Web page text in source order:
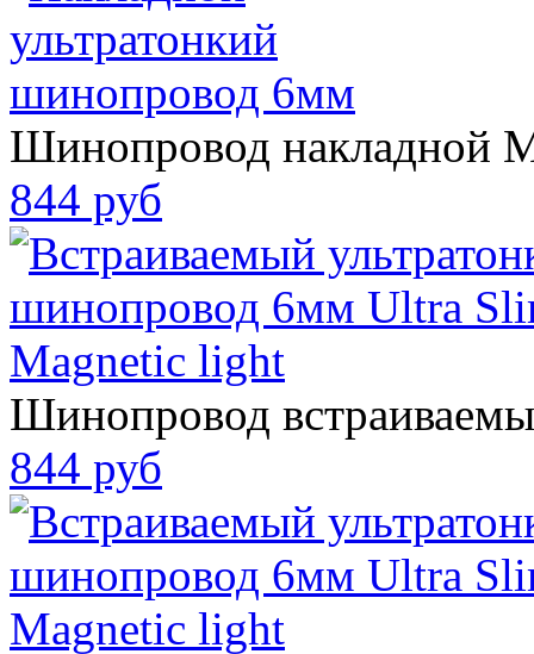
Шинопровод накладной
844 руб
Шинопровод
844 руб